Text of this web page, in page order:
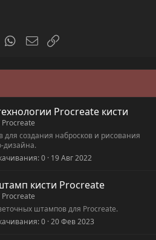
TumblrWhatsAppЭлектронная почта
Procreate кисти
для создания набросков и рисования
дизайна.
0 19 Авг 2022
кисти Procreate
штампов для Procreate.
0 20 Фев 2023